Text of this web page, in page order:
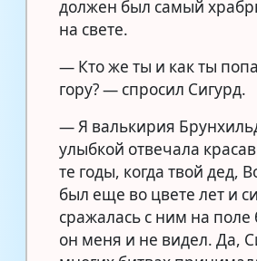
должен был самый
на свете.
— Кто же ты и как ты
гору? — спросил Сигурд.
— Я валькирия
улыбкой отвечала
те годы, когда твой дед,
был еще во цвете лет и
сражалась с ним на поле
он меня и не видел. Да,